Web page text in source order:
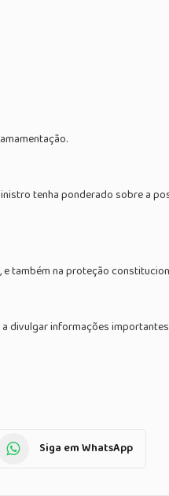
tenha ponderado sobre a
também na proteção
divulgar informações
Siga em WhatsApp